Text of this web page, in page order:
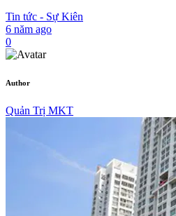
Tin tức - Sự Kiên
6 năm ago
0
Author
Quản Trị MKT